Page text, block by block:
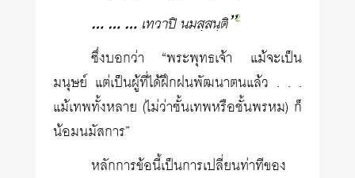
… … … เทวาปิ นมสฺสนฺติ”2
ซึ่งบอกว่า “พระพุทธเจ้า แม้จะเป็น
มนุษย์ แต่เป็นผู้ที่ได้ฝึกฝนพัฒนาตนแล้ว . . .
แม้เทพทั้งหลาย (ไม่ว่าชั้นเทพหรือชั้นพรหม) ก็
น้อมนมัสการ”
หลักการข้อนี้เป็นการเปลี่ยนท่าทีของ